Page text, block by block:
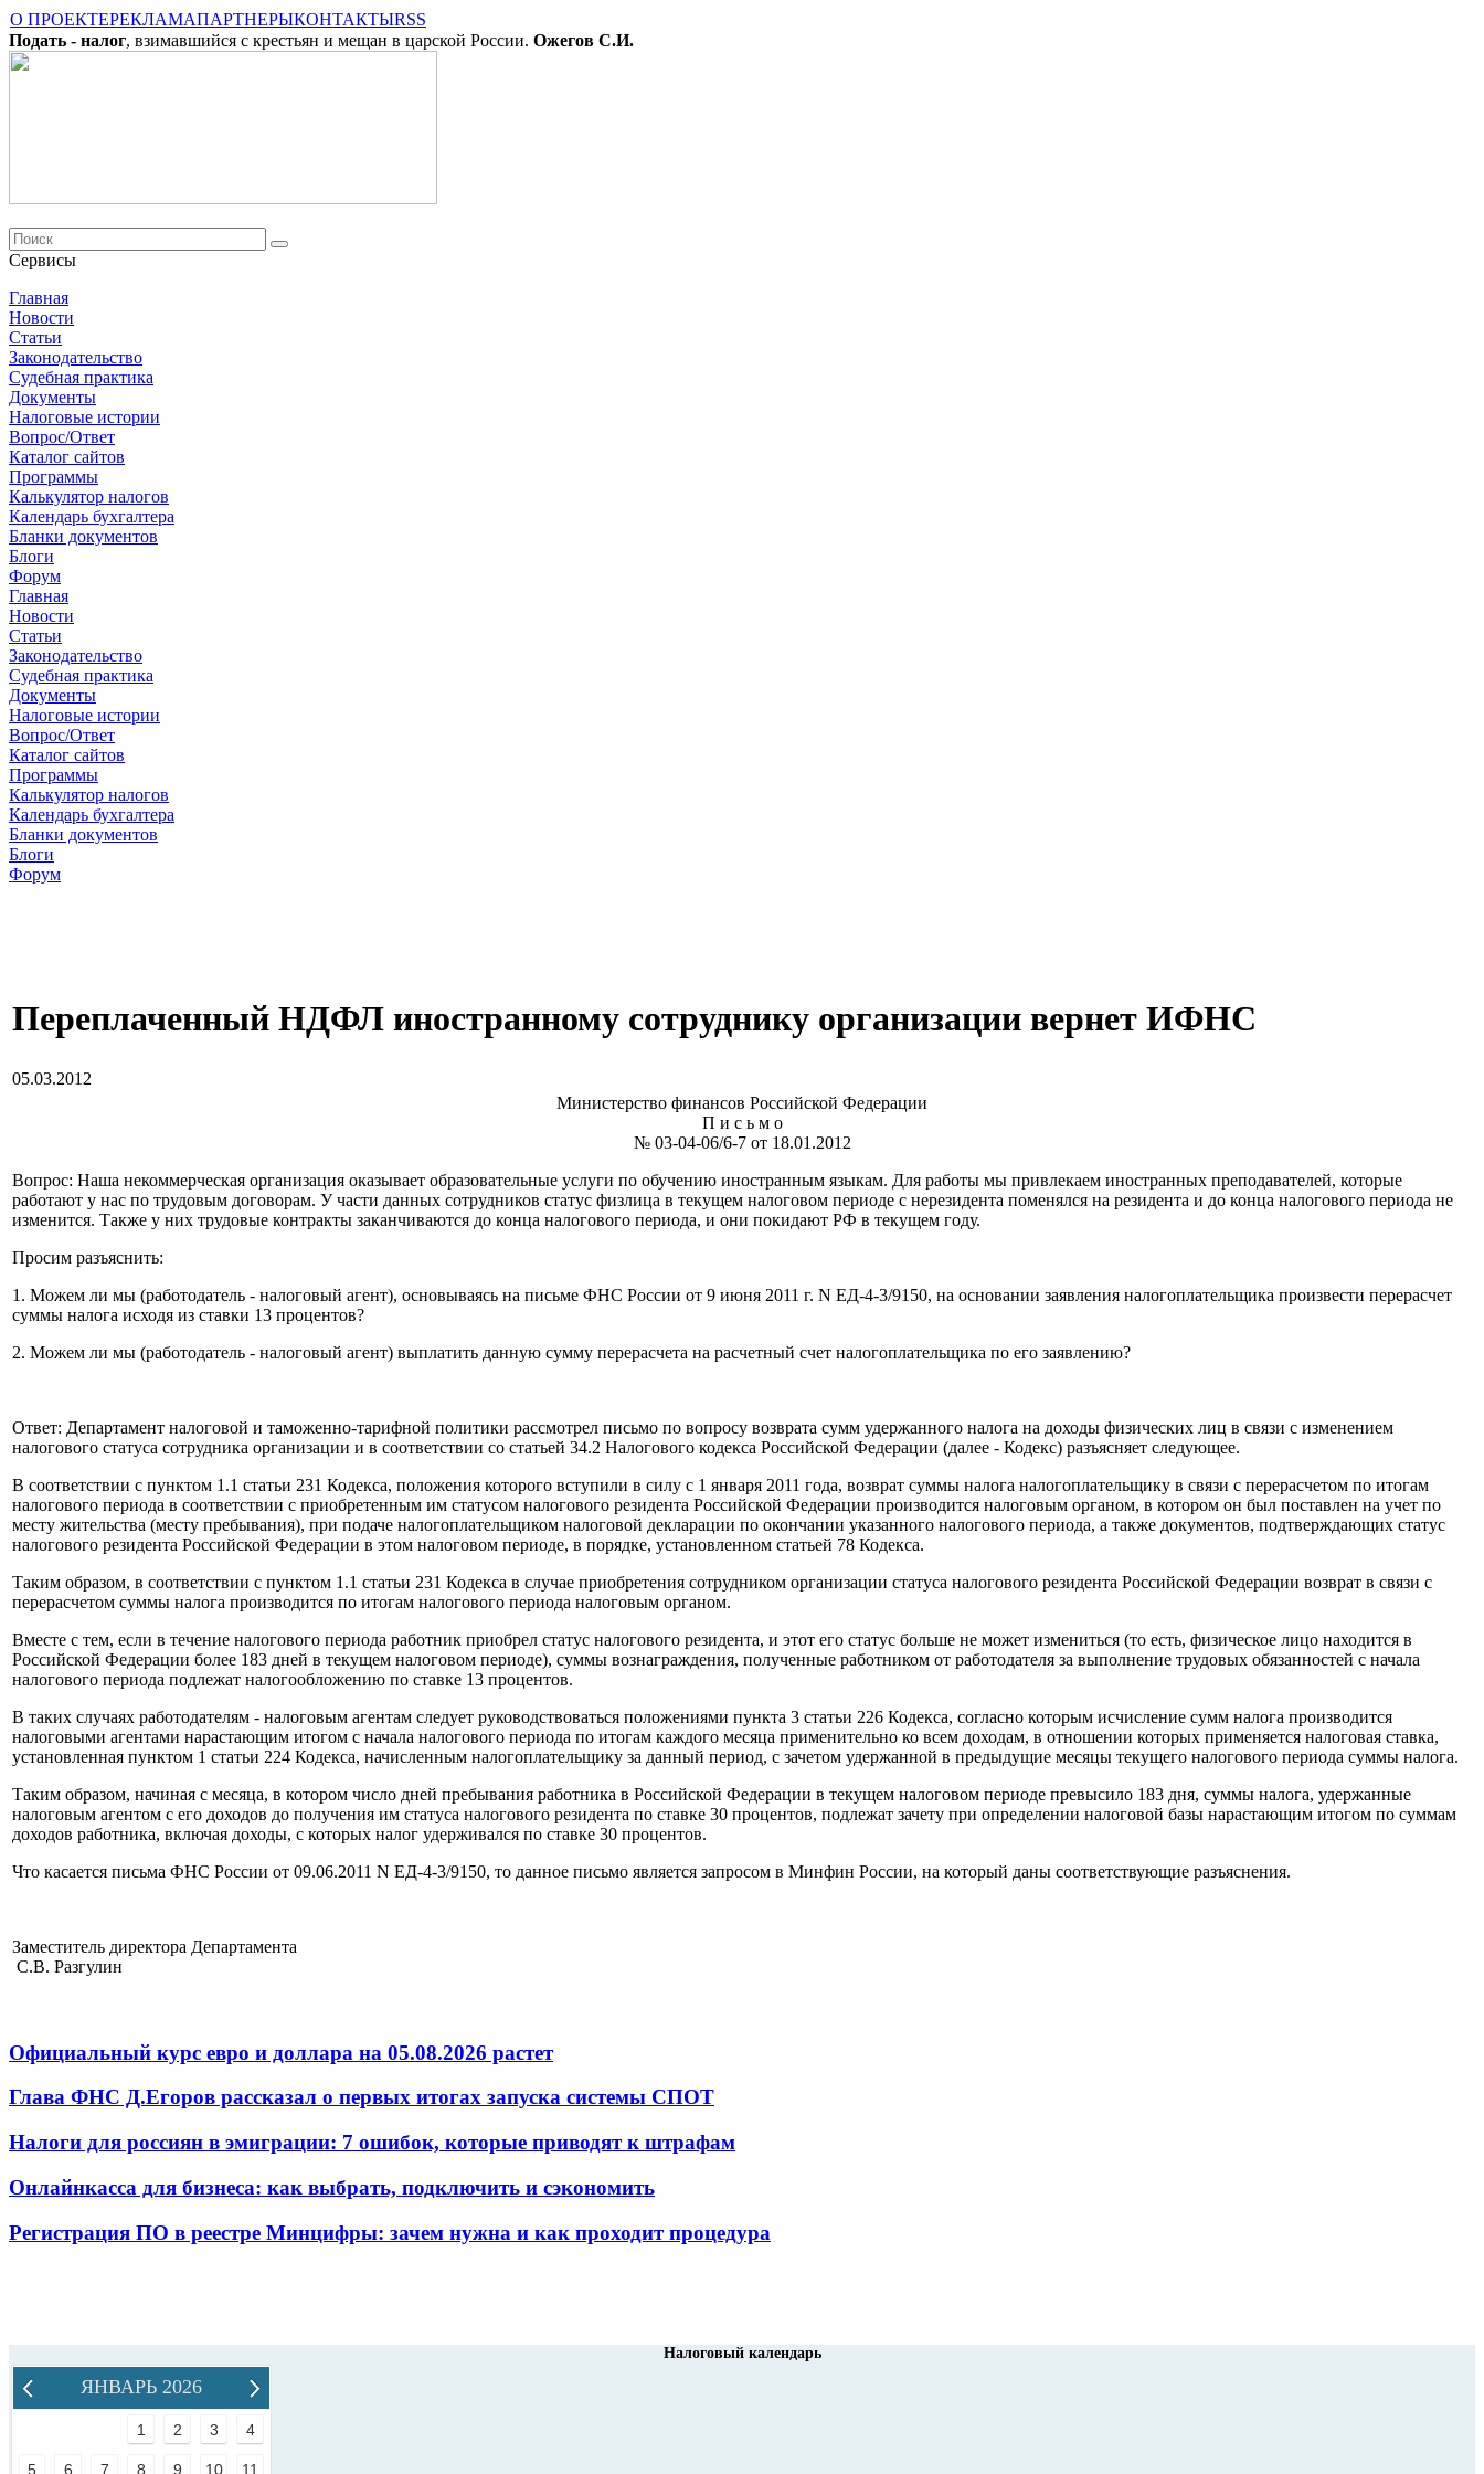
О ПРОЕКТЕРЕКЛАМАПАРТНЕРЫКОНТАКТЫRSS
Подать - налог, взимавшийся с крестьян и мещан в царской России. Ожегов С.И.
Сервисы
Главная
Новости
Cтатьи
Законодательство
Судебная практика
Документы
Налоговые истории
Вопрос/Ответ
Каталог сайтов
Программы
Калькулятор налогов
Календарь бухгалтера
Бланки документов
Блоги
Форум
Главная
Новости
Cтатьи
Законодательство
Судебная практика
Документы
Налоговые истории
Вопрос/Ответ
Каталог сайтов
Программы
Калькулятор налогов
Календарь бухгалтера
Бланки документов
Блоги
Форум
Переплаченный НДФЛ иностранному сотруднику организации вернет ИФНС
05.03.2012
Министерство финансов Российской Федерации
П и с ь м о
№ 03-04-06/6-7 от 18.01.2012
Вопрос: Наша некоммерческая организация оказывает образовательные услуги по обучению иностранным языкам. Для работы мы привлекаем иностранных преподавателей, которые
работают у нас по трудовым договорам. У части данных сотрудников статус физлица в текущем налоговом периоде с нерезидента поменялся на резидента и до конца налогового периода не
изменится. Также у них трудовые контракты заканчиваются до конца налогового периода, и они покидают РФ в текущем году.
Просим разъяснить:
1. Можем ли мы (работодатель - налоговый агент), основываясь на письме ФНС России от 9 июня 2011 г. N ЕД-4-3/9150, на основании заявления налогоплательщика произвести перерасчет
суммы налога исходя из ставки 13 процентов?
2. Можем ли мы (работодатель - налоговый агент) выплатить данную сумму перерасчета на расчетный счет налогоплательщика по его заявлению?
Ответ: Департамент налоговой и таможенно-тарифной политики рассмотрел письмо по вопросу возврата сумм удержанного налога на доходы физических лиц в связи с изменением
налогового статуса сотрудника организации и в соответствии со статьей 34.2 Налогового кодекса Российской Федерации (далее - Кодекс) разъясняет следующее.
В соответствии с пунктом 1.1 статьи 231 Кодекса, положения которого вступили в силу с 1 января 2011 года, возврат суммы налога налогоплательщику в связи с перерасчетом по итогам
налогового периода в соответствии с приобретенным им статусом налогового резидента Российской Федерации производится налоговым органом, в котором он был поставлен на учет по
месту жительства (месту пребывания), при подаче налогоплательщиком налоговой декларации по окончании указанного налогового периода, а также документов, подтверждающих статус
налогового резидента Российской Федерации в этом налоговом периоде, в порядке, установленном статьей 78 Кодекса.
Таким образом, в соответствии с пунктом 1.1 статьи 231 Кодекса в случае приобретения сотрудником организации статуса налогового резидента Российской Федерации возврат в связи с
перерасчетом суммы налога производится по итогам налогового периода налоговым органом.
Вместе с тем, если в течение налогового периода работник приобрел статус налогового резидента, и этот его статус больше не может измениться (то есть, физическое лицо находится в
Российской Федерации более 183 дней в текущем налоговом периоде), суммы вознаграждения, полученные работником от работодателя за выполнение трудовых обязанностей с начала
налогового периода подлежат налогообложению по ставке 13 процентов.
В таких случаях работодателям - налоговым агентам следует руководствоваться положениями пункта 3 статьи 226 Кодекса, согласно которым исчисление сумм налога производится
налоговыми агентами нарастающим итогом с начала налогового периода по итогам каждого месяца применительно ко всем доходам, в отношении которых применяется налоговая ставка,
установленная пунктом 1 статьи 224 Кодекса, начисленным налогоплательщику за данный период, с зачетом удержанной в предыдущие месяцы текущего налогового периода суммы налога.
Таким образом, начиная с месяца, в котором число дней пребывания работника в Российской Федерации в текущем налоговом периоде превысило 183 дня, суммы налога, удержанные
налоговым агентом с его доходов до получения им статуса налогового резидента по ставке 30 процентов, подлежат зачету при определении налоговой базы нарастающим итогом по суммам
доходов работника, включая доходы, с которых налог удерживался по ставке 30 процентов.
Что касается письма ФНС России от 09.06.2011 N ЕД-4-3/9150, то данное письмо является запросом в Минфин России, на который даны соответствующие разъяснения.
Заместитель директора Департамента
С.В. Разгулин
Официальный курс евро и доллара на 05.08.2026 растет
Глава ФНС Д.Егоров рассказал о первых итогах запуска системы СПОТ
Налоги для россиян в эмиграции: 7 ошибок, которые приводят к штрафам
Онлайнкасса для бизнеса: как выбрать, подключить и сэкономить
Регистрация ПО в реестре Минцифры: зачем нужна и как проходит процедура
Налоговый календарь
ЯНВАРЬ 2026
1 2 3 4
5 6 7 8 9 10 11